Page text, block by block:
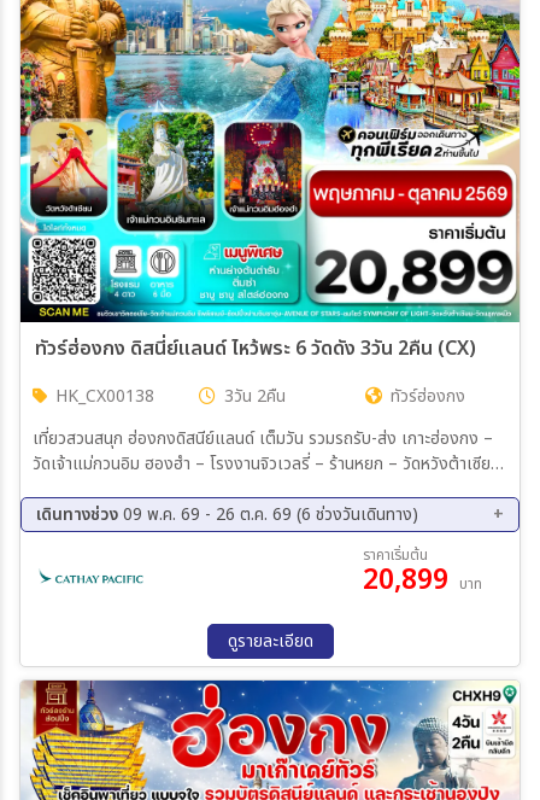
ทัวร์ฮ่องกง ดิสนี่ย์แลนด์ ไหว้พระ 6 วัดดัง 3วัน 2คืน (CX)
HK_CX00138 3วัน 2คืน
ทัวร์ฮ่องกง
เที่ยวสวนสนุก ฮ่องกงดิสนีย์แลนด์ เต็มวัน รวมรถรับ-ส่ง เกาะฮ่องกง –
วัดเจ้าแม่กวนอิม ฮองฮำ – โรงงานจิวเวลรี่ – ร้านหยก – วัดหวังต้าเซียน
กรุงเทพฯ (สุวรรณภูมิ)
เดินทางช่วง09 พ.ค. 69 - 26 ต.ค. 69 (6 ช่วงวันเดินทาง)
12 ก.ย. 69 - 14 ก.ย. 69
19 ก.ย. 69 - 21 ก.ย. 69
03 ต.ค. 69 - 05 ต.ค. 69
24 ต.ค. 69 - 26 ต.ค. 69
ราคาเริ่มต้น
20,899 บาท
ดูรายละเอียด